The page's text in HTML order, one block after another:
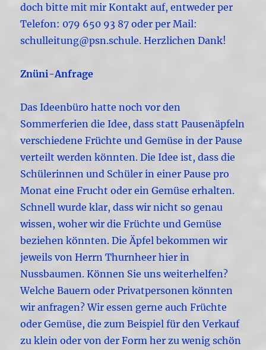
doch bitte mit mir Kontakt auf, entweder per
Telefon: 079 650 93 87 oder per Mail:
schulleitung@psn.schule. Herzlichen Dank!
Znüni-Anfrage
Das Ideenbüro hatte noch vor den
Sommerferien die Idee, dass statt Pausenäpfeln
verschiedene Früchte und Gemüse in der Pause
verteilt werden könnten. Die Idee ist, dass die
Schülerinnen und Schüler in einer Pause pro
Monat eine Frucht oder ein Gemüse erhalten.
Schnell wurde klar, dass wir nicht so genau
wissen, woher wir die Früchte und Gemüse
beziehen könnten. Die Äpfel bekommen wir
jeweils von Herrn Thurnheer hier in
Nussbaumen. Können Sie uns weiterhelfen?
Welche Bauern oder Privatpersonen könnten
wir anfragen? Wir essen gerne auch Früchte
oder Gemüse, die zum Beispiel für den Verkauf
zu klein oder von der Form her zu wenig schön